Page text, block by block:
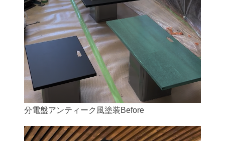
分電盤アンティーク風塗装Before